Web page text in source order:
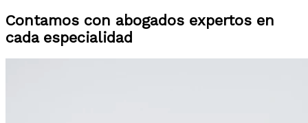
Contamos con abogados expertos en
cada especialidad